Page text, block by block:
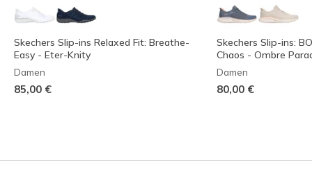
Skechers Slip-ins Relaxed Fit: Breathe-
Easy - Eter-Knity
Damen
85,00 €
Skechers Slip-ins:
Chaos - Ombre
Damen
80,00 €